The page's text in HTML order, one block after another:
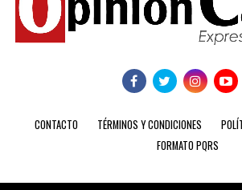
CONTACTO TÉRMINOS Y CONDICIONES
FORMATO PQRS